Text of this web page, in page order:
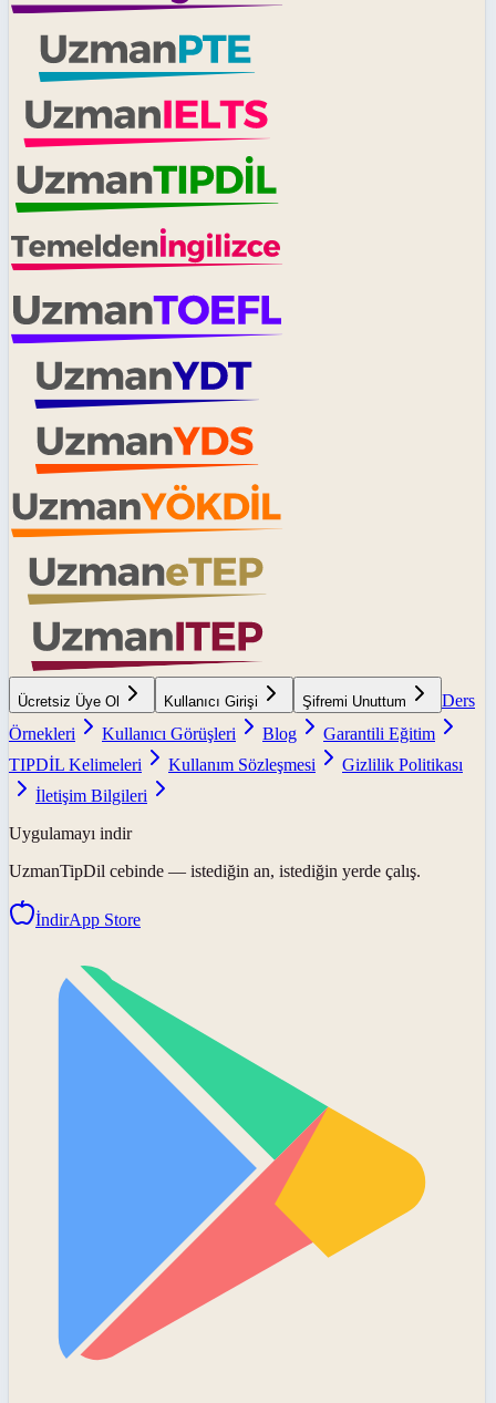
Ücretsiz Üye Ol Kullanıcı Girişi Şifremi Unuttum
Ders
Örnekleri
Kullanıcı Görüşleri Blog
Garantili Eğitim
TIPDİL Kelimeleri
Kullanım Sözleşmesi
Gizlilik Politikası
İletişim Bilgileri
Uygulamayı indir
UzmanTipDil cebinde — istediğin an, istediğin yerde çalış.
İndirApp Store